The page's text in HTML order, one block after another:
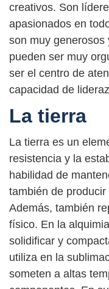
creativos. Son
apasionados en
son muy generosos
pueden ser muy
ser el centro de
capacidad de
La tierra
La tierra es un
resistencia y la
habilidad de
también de
Además, también
físico. En la
solidificar y
utiliza en la
someten a altas